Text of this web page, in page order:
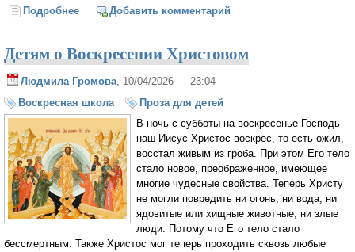
Подробнее о Между двух отцов (полная версия)
Добавить комментарий
Детям о Воскресении Христовом
Людмила Громова , 10/04/2026 — 23:04
Воскресная школа
Проза для детей
В ночь с субботы на воскресенье Господь
наш Иисус Христос воскрес, то есть ожил,
восстал живым из гроба. При этом Его тело
стало новое, преображенное, имеющее
многие чудесные свойства. Теперь Христу
не могли повредить ни огонь, ни вода, ни
ядовитые или хищные животные, ни злые
люди. Потому что Его тело стало
бессмертным. Также Христос мог теперь проходить сквозь любые